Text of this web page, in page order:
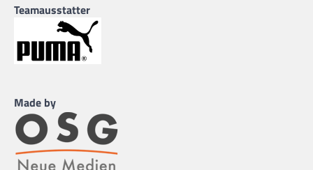
Teamausstatter
Made by